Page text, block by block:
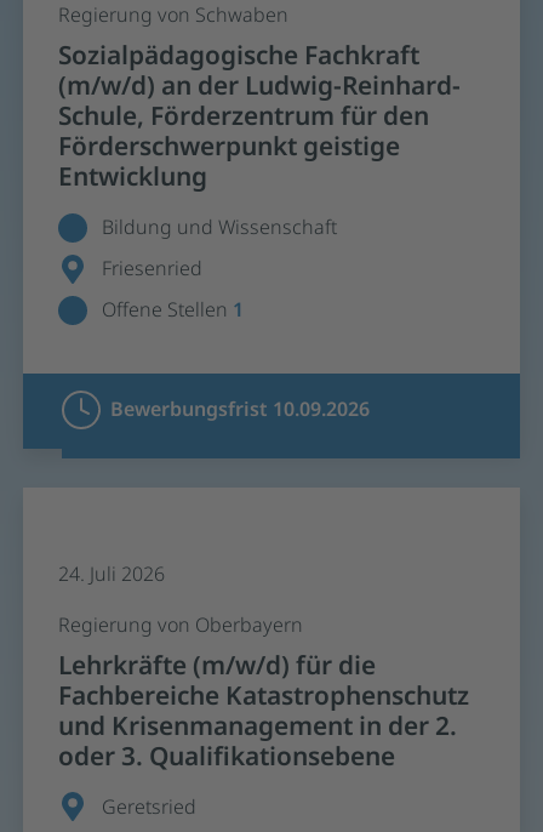
Regierung von Schwaben
Sozialpädagogische Fachkraft
(m/w/d) an der Ludwig-Reinhard-
Schule, Förderzentrum für den
Förderschwerpunkt geistige
Entwicklung
Bildung und Wissenschaft
Friesenried
Offene Stellen 1
Bewerbungsfrist 10.09.2026
24. Juli 2026
Regierung von Oberbayern
Lehrkräfte (m/w/d) für die
Fachbereiche Katastrophenschutz
und Krisenmanagement in der 2.
oder 3. Qualifikationsebene
Geretsried